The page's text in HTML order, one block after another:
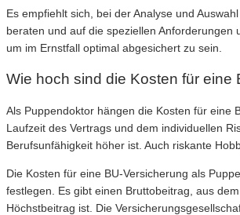
Es empfiehlt sich, bei der Analyse und
beraten und auf die speziellen
um im Ernstfall optimal abgesichert zu sein.
Wie hoch sind die Kosten für
Als Puppendoktor hängen die Kosten für eine
Laufzeit des Vertrags und dem individuellen
Berufsunfähigkeit höher ist. Auch riskante
Die Kosten für eine BU-Versicherung als
festlegen. Es gibt einen Bruttobeitrag, aus
Höchstbeitrag ist. Die